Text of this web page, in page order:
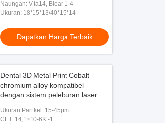
intraoral yang aman
Naungan: Vita14, Blear 1-4
Ukuran: 18*15*13/40*15*14
Dapatkan Harga Terbaik
Dental 3D Metal Print Cobalt
chromium alloy kompatibel
dengan sistem peleburan laser
restorasi gigi
Ukuran Partikel: 15-45μm
CET: 14,1×10-6K -1